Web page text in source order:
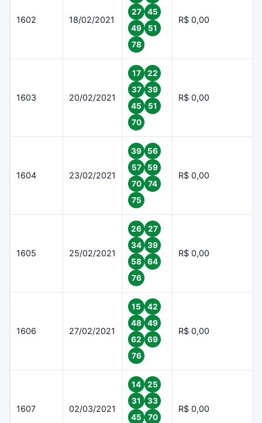
1602 18/02/2021
27
45
49
51
78
R$ 0,00
1603 20/02/2021
17
22
37
39
45
51
70
R$ 0,00
1604 23/02/2021
39
56
57
59
70
74
75
R$ 0,00
1605 25/02/2021
26
27
34
39
58
64
76
R$ 0,00
1606 27/02/2021
15
42
48
49
62
69
76
R$ 0,00
1607 02/03/2021
14
25
31
33
45
70
R$ 0,00